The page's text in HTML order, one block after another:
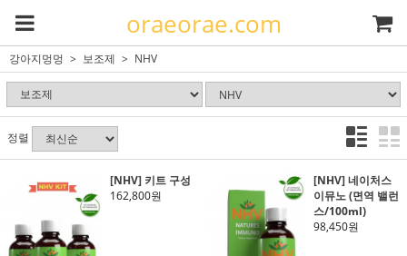
oraeorae.com
강아지멍멍 보조제 NHV
정렬
[NHV] 키트 구성
162,800원
[NHV] 네이처스
이뮤노 (면역 밸런
스/100ml)
98,450원